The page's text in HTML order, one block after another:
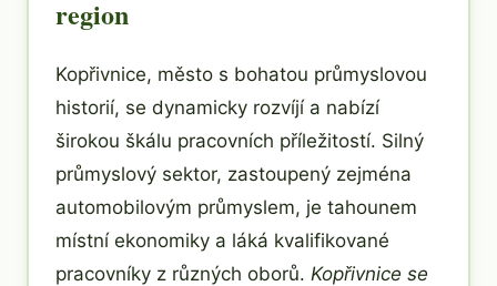
region
Kopřivnice, město s bohatou průmyslovou
historií, se dynamicky rozvíjí a nabízí
širokou škálu pracovních příležitostí. Silný
průmyslový sektor, zastoupený zejména
automobilovým průmyslem, je tahounem
místní ekonomiky a láká kvalifikované
pracovníky z různých oborů. Kopřivnice se